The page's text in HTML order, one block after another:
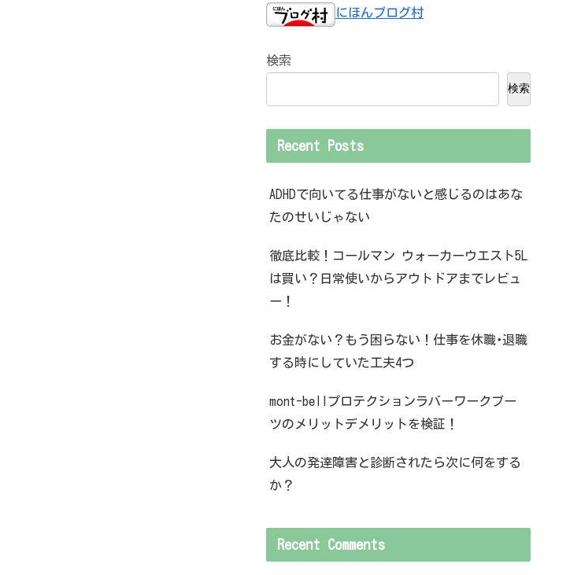
にほんブログ村
検索
検索
Recent Posts
ADHDで向いてる仕事がないと感じるのはあな
たのせいじゃない
徹底比較！コールマン ウォーカーウエスト5L
は買い？日常使いからアウトドアまでレビュ
ー！
お金がない？もう困らない！仕事を休職･退職
する時にしていた工夫4つ
mont-bellプロテクションラバーワークブー
ツのメリットデメリットを検証！
大人の発達障害と診断されたら次に何をする
か？
Recent Comments